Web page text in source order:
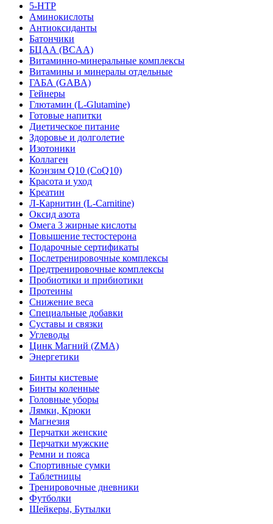
5-HTP
Аминокислоты
Антиоксиданты
Батончики
БЦАА (BCAA)
Витаминно-минеральные комплексы
Витамины и минералы отдельные
ГАБА (GABA)
Гейнеры
Глютамин (L-Glutamine)
Готовые напитки
Диетическое питание
Здоровье и долголетие
Изотоники
Коллаген
Коэнзим Q10 (CoQ10)
Красота и уход
Креатин
Л-Карнитин (L-Сarnitine)
Оксид азота
Омега 3 жирные кислоты
Повышение тестостерона
Подарочные сертификаты
Послетренировочные комплексы
Предтренировочные комплексы
Пробиотики и прибиотики
Протеины
Снижение веса
Специальные добавки
Суставы и связки
Углеводы
Цинк Магний (ZMA)
Энергетики
Бинты кистевые
Бинты коленные
Головные уборы
Лямки, Крюки
Магнезия
Перчатки женские
Перчатки мужские
Ремни и пояса
Спортивные сумки
Таблетницы
Тренировочные дневники
Футболки
Шейкеры, Бутылки